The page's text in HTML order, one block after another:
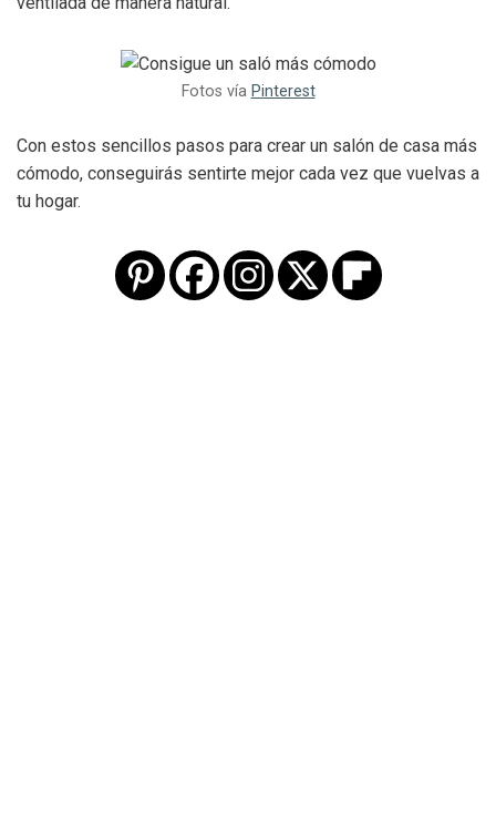
Fotos vía Pinterest
Con estos sencillos pasos para crear un salón de casa más
cómodo, conseguirás sentirte mejor cada vez que vuelvas a
tu hogar.